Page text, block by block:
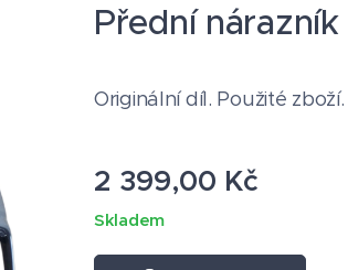
Přední
Originální díl. Použité
2 399,00 Kč
Skladem